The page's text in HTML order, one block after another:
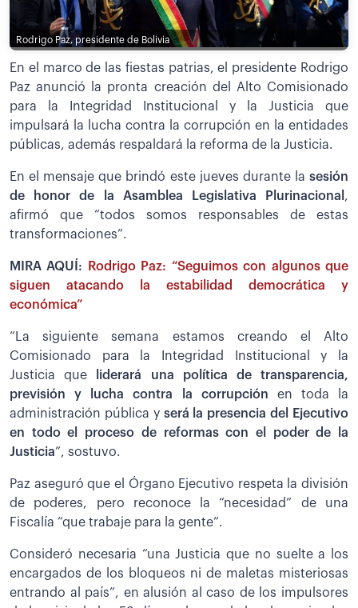
Rodrigo Paz, presidente de Bolivia
En el marco de las fiestas patrias, el presidente Rodrigo
Paz anunció la pronta creación del Alto Comisionado
para la Integridad Institucional y la Justicia que
impulsará la lucha contra la corrupción en la entidades
públicas, además respaldará la reforma de la Justicia.
En el mensaje que brindó este jueves durante la sesión
de honor de la Asamblea Legislativa Plurinacional ,
afirmó que “todos somos responsables de estas
transformaciones”.
MIRA AQUÍ:
Rodrigo Paz: “Seguimos con algunos que
siguen atacando la estabilidad democrática y
económica”
“La siguiente semana estamos creando el Alto
Comisionado para la Integridad Institucional y la
Justicia que liderará una política de transparencia,
previsión y lucha contra la corrupción en toda la
administración pública y será la presencia del Ejecutivo
en todo el proceso de reformas con el poder de la
Justicia”, sostuvo.
Paz aseguró que el Órgano Ejecutivo respeta la división
de poderes, pero reconoce la “necesidad” de una
Fiscalía “que trabaje para la gente”.
Consideró necesaria “una Justicia que no suelte a los
encargados de los bloqueos ni de maletas misteriosas
entrando al país”, en alusión al caso de los impulsores